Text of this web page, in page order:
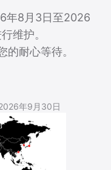
年8月3日至2026
维护。
的耐心等待。
年9月30日